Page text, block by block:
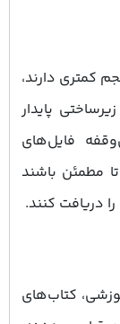
کمتری دارند،
پایدار
فایل‌های
مطمئن باشند
دریافت کنند.
کتاب‌های